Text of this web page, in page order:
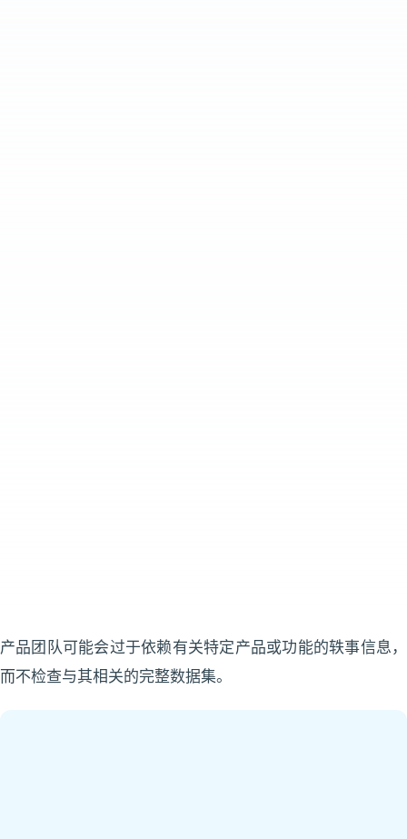
产品团队可能会过于依赖有关特定产品或功能的轶事信息，
而不检查与其相关的完整数据集。